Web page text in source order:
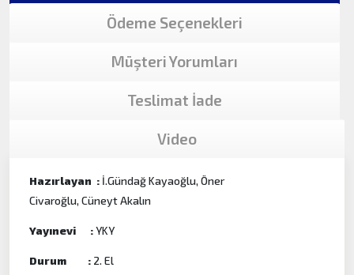
Ödeme Seçenekleri
Müşteri Yorumları
Teslimat İade
Video
Hazırlayan : İ.Gündağ Kayaoğlu, Öner
Civaroğlu, Cüneyt Akalın
Yayınevi :YKY
Durum : 2. El